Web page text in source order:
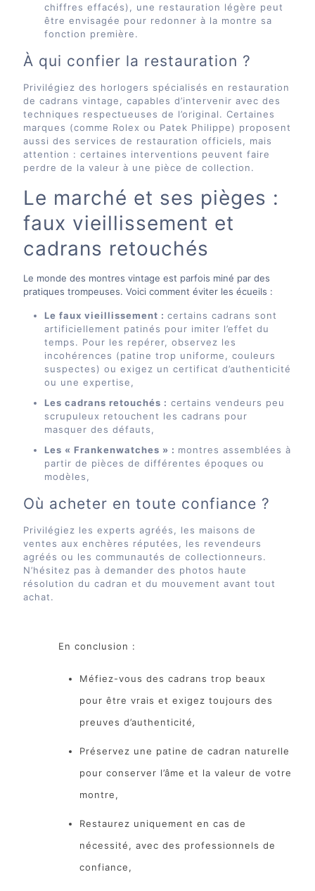
chiffres effacés), une restauration légère peut
être envisagée pour redonner à la montre sa
fonction première.
À qui confier la restauration ?
Privilégiez des horlogers spécialisés en restauration
de cadrans vintage, capables d’intervenir avec des
techniques respectueuses de l’original. Certaines
marques (comme Rolex ou Patek Philippe) proposent
aussi des services de restauration officiels, mais
attention : certaines interventions peuvent faire
perdre de la valeur à une pièce de collection.
Le marché et ses pièges :
faux vieillissement et
cadrans retouchés
Le monde des montres vintage est parfois miné par des
pratiques trompeuses. Voici comment éviter les écueils :
Le faux vieillissement : certains cadrans sont
artificiellement patinés pour imiter l’effet du
temps. Pour les repérer, observez les
incohérences (patine trop uniforme, couleurs
suspectes) ou exigez un certificat d’authenticité
ou une expertise,
Les cadrans retouchés : certains vendeurs peu
scrupuleux retouchent les cadrans pour
masquer des défauts,
Les « Frankenwatches » : montres assemblées à
partir de pièces de différentes époques ou
modèles,
Où acheter en toute confiance ?
Privilégiez les experts agréés, les maisons de
ventes aux enchères réputées, les revendeurs
agréés ou les communautés de collectionneurs.
N’hésitez pas à demander des photos haute
résolution du cadran et du mouvement avant tout
achat.
En conclusion :
Méfiez-vous des cadrans trop beaux
pour être vrais et exigez toujours des
preuves d’authenticité,
Préservez une patine de cadran naturelle
pour conserver l’âme et la valeur de votre
montre,
Restaurez uniquement en cas de
nécessité, avec des professionnels de
confiance,